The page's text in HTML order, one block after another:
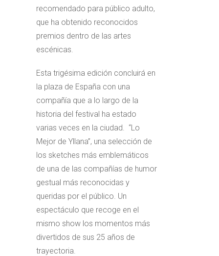
recomendado para público adulto,
que ha obtenido reconocidos
premios dentro de las artes
escénicas.
Esta trigésima edición concluirá en
la plaza de España con una
compañía que a lo largo de la
historia del festival ha estado
varias veces en la ciudad. “Lo
Mejor de Yllana”, una selección de
los sketches más emblemáticos
de una de las compañías de humor
gestual más reconocidas y
queridas por el público. Un
espectáculo que recoge en el
mismo show los momentos más
divertidos de sus 25 años de
trayectoria.